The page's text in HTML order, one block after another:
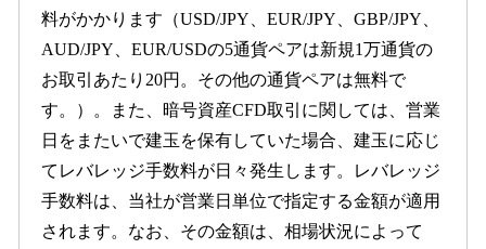
料がかかります（USD/JPY、EUR/JPY、GBP/JPY、
AUD/JPY、EUR/USDの5通貨ペアは新規1万通貨の
お取引あたり20円。その他の通貨ペアは無料で
す。）。また、暗号資産CFD取引に関しては、営業
日をまたいで建玉を保有していた場合、建玉に応じ
てレバレッジ手数料が日々発生します。レバレッジ
手数料は、当社が営業日単位で指定する金額が適用
されます。なお、その金額は、相場状況によって